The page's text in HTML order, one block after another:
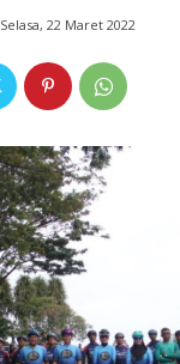
Selasa, 22 Maret 2022